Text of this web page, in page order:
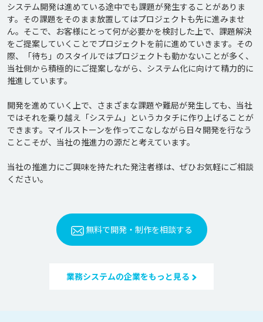
システム開発は進めている途中でも課題が発生することがありま
す。その課題をそのまま放置してはプロジェクトも先に進みませ
ん。そこで、お客様にとって何が必要かを検討した上で、課題解決
をご提案していくことでプロジェクトを前に進めていきます。その
際、「待ち」のスタイルではプロジェクトも動かないことが多く、
当社側から積極的にご提案しながら、システム化に向けて精力的に
推進しています。
開発を進めていく上で、さまざまな課題や難局が発生しても、当社
ではそれを乗り越え「システム」というカタチに作り上げることが
できます。マイルストーンを作ってこなしながら日々開発を行なう
ことこそが、当社の推進力の源だと考えています。
当社の推進力にご興味を持たれた発注者様は、ぜひお気軽にご相談
ください。
無料で開発・制作を相談する
業務システムの企業をもっと見る